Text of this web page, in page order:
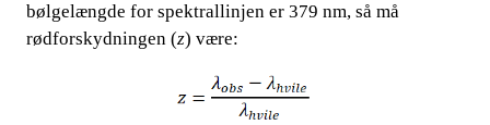
bølgelængde for spektrallinjen er 379 nm, så må
rødforskydningen (z) være: